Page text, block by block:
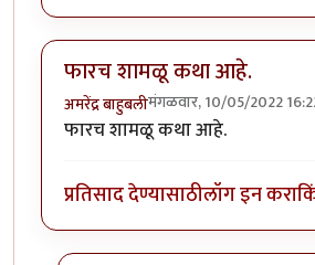
फारच शामळू कथा आहे.
अमरेंद्र बाहुबलीमंगळवार, 10/05/2022
फारच शामळू कथा आहे.
प्रतिसाद देण्यासाठीलॉग इन करा